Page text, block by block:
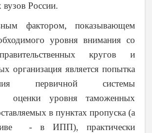
России.
фактором, показывающем
уровня внимания со
кругов и
организация является попытка
первичной системы
оценки уровня таможенных
в пунктах пропуска (а
- в ИПП), практически